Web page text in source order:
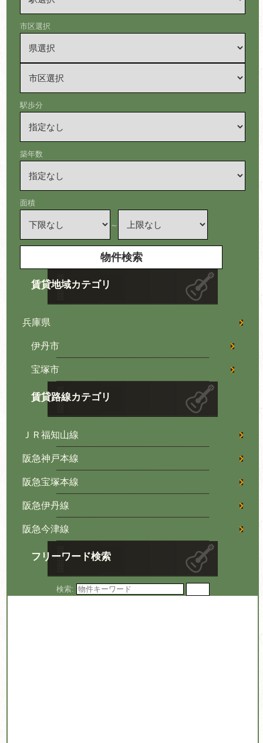
市区選択
駅歩分
築年数
面積
～
賃貸地域カテゴリ
兵庫県
伊丹市
宝塚市
賃貸路線カテゴリ
ＪＲ福知山線
阪急神戸本線
阪急宝塚本線
阪急伊丹線
阪急今津線
フリーワード検索
検索: